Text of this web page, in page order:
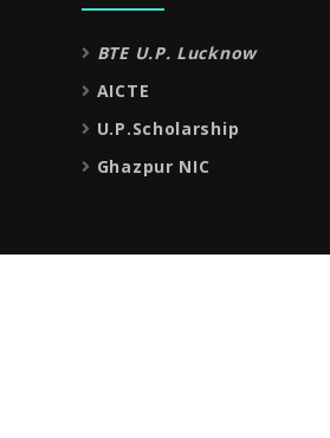
BTE U.P. Lucknow
AICTE
U.P.Scholarship
Ghazpur NIC